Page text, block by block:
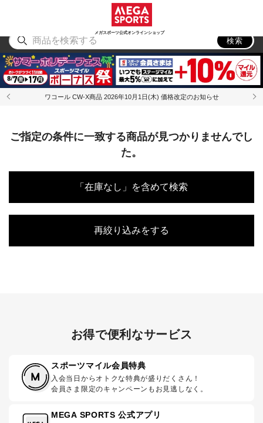
メガスポーツ公式オンラインショップ
アウトドア
検索
ワコール CW-X商品 2026年10月1日(木) 価格改定のお知らせ
ご指定の条件に一致する商品が見つかりませんでし
た。
「在庫なし」を含めて検索
再絞り込みをする
お得で便利なサービス
スポーツマイル会員特典
入会当日からオトクな特典が盛りだくさん！
会員さま限定のキャンペーンもお見逃しなく。
MEGA SPORTS 公式アプリ